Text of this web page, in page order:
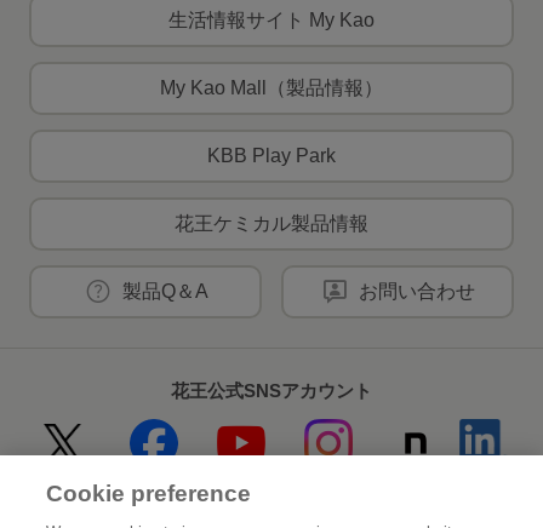
生活情報サイト My Kao
My Kao Mall（製品情報）
KBB Play Park
花王ケミカル製品情報
製品Q＆A お問い合わせ
花王公式SNSアカウント
Home 花王について
Cookie preference